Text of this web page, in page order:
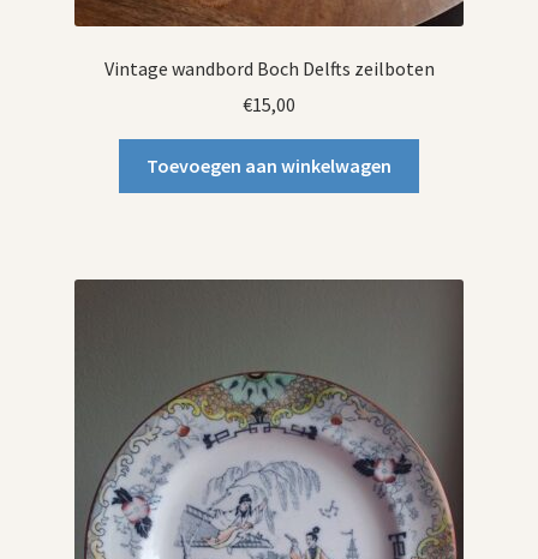
Vintage wandbord Boch Delfts zeilboten
€15,00
Toevoegen aan winkelwagen